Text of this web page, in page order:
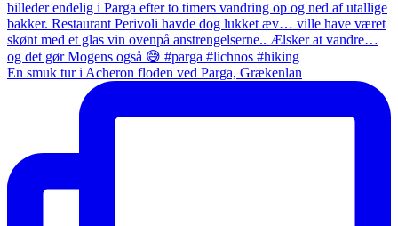
En smuk tur i Acheron floden ved Parga, Grækenlan